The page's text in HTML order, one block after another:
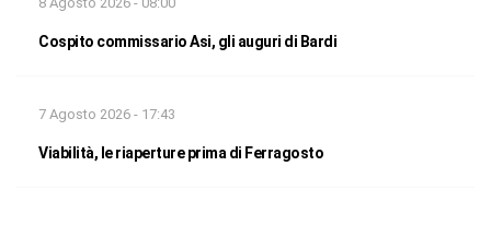
Cospito commissario Asi, gli auguri di Bardi
7 Agosto 2026 - 17:43
Viabilità, le riaperture prima di Ferragosto